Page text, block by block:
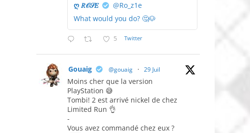
ღ 𝑅𝒪𝒮𝐸
@Ro_z1e
What would you do? 🤔🐶
5 Twitter
Gouaig @gouaig · 29 Juil
Moins cher que la version
PlayStation 😅
Tombi! 2 est arrivé nickel de chez
Limited Run 👌
-
Vous avez commandé chez eux ?